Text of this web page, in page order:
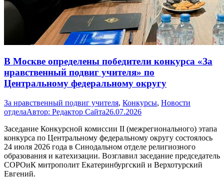
В Москве определены победители конкурса «За
нравственный подвиг учителя» по
Центральному федеральному округу
За нравственный подвиг учителя, Конкурсы, Новости
отделаАвтор: Редактор Сайта26.07.2026
Заседание Конкурсной комиссии II (межрегионального) этапа
конкурса по Центральному федеральному округу состоялось
24 июля 2026 года в Синодальном отделе религиозного
образования и катехизации. Возглавил заседание председатель
СОРОиК митрополит Екатеринбургский и Верхотурский
Евгений.